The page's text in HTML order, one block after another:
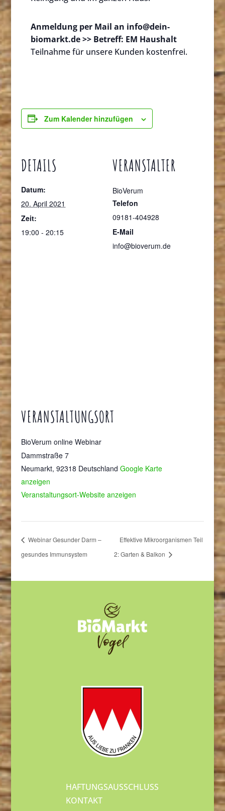
Anmeldung per Mail an info@dein-
biomarkt.de >> Betreff: EM Haushalt
Teilnahme für unsere Kunden kostenfrei.
Zum Kalender hinzufügen
DETAILS
Datum:
20. April 2021
Zeit:
19:00 - 20:15
VERANSTALTER
BioVerum
Telefon
09181-404928
E-Mail
info@bioverum.de
VERANSTALTUNGSORT
BioVerum online Webinar
Dammstraße 7
Neumarkt, 92318 Deutschland Google Karte
anzeigen
Veranstaltungsort-Website anzeigen
Webinar Gesunder Darm –
gesundes Immunsystem
Effektive Mikroorganismen Teil
2: Garten & Balkon
HAFTUNGSAUSSCHLUSS
KONTAKT